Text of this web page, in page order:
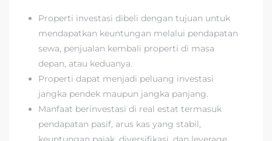
Properti investasi dibeli dengan tujuan untuk
mendapatkan keuntungan melalui pendapatan
sewa, penjualan kembali properti di masa
depan, atau keduanya.
Properti dapat menjadi peluang investasi
jangka pendek maupun jangka panjang.
Manfaat berinvestasi di real estat termasuk
pendapatan pasif, arus kas yang stabil,